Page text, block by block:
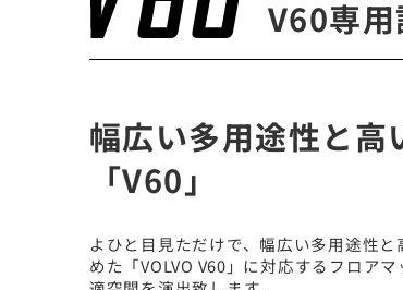
V60専
幅広い多用途性と高
「V60」
よひと目見ただけで、幅広い多用途性
めた「VOLVO V60」に対応するフロア